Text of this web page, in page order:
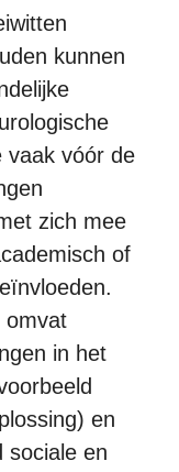
kunnen
vaak vóór de
zich mee
of
omvat
in het
en
sociale en